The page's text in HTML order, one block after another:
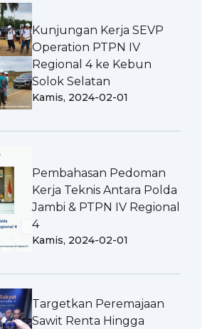
Kunjungan Kerja SEVP
Operation PTPN IV
Regional 4 ke Kebun
Solok Selatan
Kamis, 2024-02-01
Pembahasan Pedoman
Kerja Teknis Antara Polda
Jambi & PTPN IV Regional
4
Kamis, 2024-02-01
Targetkan Peremajaan
Sawit Renta Hingga